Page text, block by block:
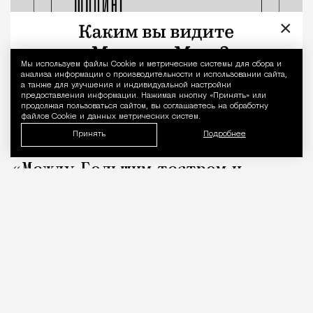
Уведомление
Мы используем файлы Сookie и метрические системы для сбора и
анализа информации о производительности и использовании сайта,
а также для улучшения и индивидуальной настройки
предоставления информации. Нажимая кнопку «Принять» или
продолжая пользоваться сайтом, вы соглашаетесь на обработку
файлов Cookie и данных метрических систем.
Принять Подробнее
«Между Большим театром и
×